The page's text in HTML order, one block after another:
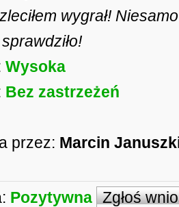
wygrał!
Wysoka
Bez zastrzeżeń
przez: Marcin
Pozytywna Zgłoś